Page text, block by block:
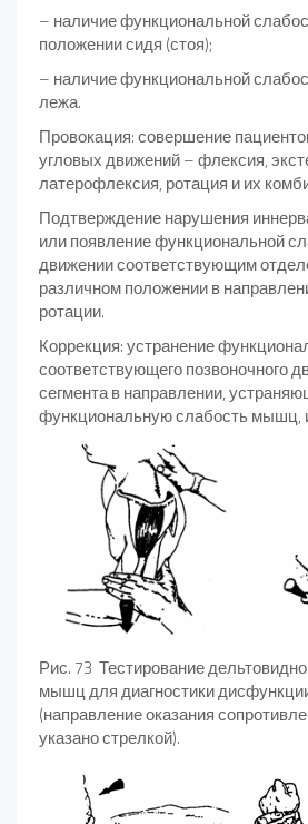
– наличие функциональной
положении сидя (стоя);
– наличие функциональной
лежа.
Провокация: совершение
угловых дви­жений – флексия,
латерофлексия, ротация и их
Подтверждение нарушения
или появление функциональной
движении соответствую­щим
различном положении в
ротации.
Коррекция: устранение
соответствую­щего позвоночного
сегмента в направлении,
функциональную слабость мышц,
Рис. 73 Тестирование
мышц для диагности­ки
(направление оказания
указано стрелкой).